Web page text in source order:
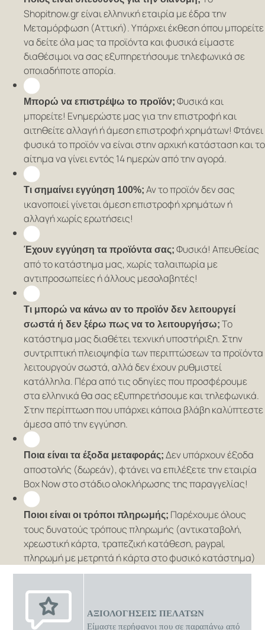
Shopitnow.gr είναι ελληνική εταιρία με έδρα την
Μεταμόρφωση (Αττική). Υπάρχει έκθεση όπου μπορείτε
να δείτε όλα μας τα προϊόντα και φυσικά είμαστε
διαθέσιμοι να σας εξυπηρετήσουμε τηλεφωνικά σε
οποιαδήποτε απορία.
Μπορώ να επιστρέψω το προϊόν; Φυσικά και
μπορείτε! Ενημερώστε μας για την επιστροφή και
αιτηθείτε αλλαγή ή άμεση επιστροφή χρημάτων! Φτάνει
φυσικά το προϊόν να είναι στην αρχική κατάσταση και το
αίτημα να γίνει εντός 14 ημερών από την αγορά.
Τι σημαίνει εγγύηση 100%; Αν το προϊόν δεν σας
ικανοποιεί γίνεται άμεση επιστροφή χρημάτων ή
αλλαγή χωρίς ερωτήσεις!
Έχουν εγγύηση τα προϊόντα σας; Φυσικά! Απευθείας
από το κατάστημα μας, χωρίς ταλαιπωρία με
αντιπροσωπείες ή άλλους μεσολαβητές!
Τι μπορώ να κάνω αν το προϊόν δεν λειτουργεί
σωστά ή δεν ξέρω πως να το λειτουργήσω; Το
κατάστημα μας διαθέτει τεχνική υποστήριξη. Στην
συντριπτική πλειοψηφία των περιπτώσεων τα προϊόντα
λειτουργούν σωστά, αλλά δεν έχουν ρυθμιστεί
κατάλληλα. Πέρα από τις οδηγίες που προσφέρουμε
στα ελληνικά θα σας εξυπηρετήσουμε και τηλεφωνικά.
Στην περίπτωση που υπάρχει κάποια βλάβη καλύπτεστε
άμεσα από την εγγύηση.
Ποια είναι τα έξοδα μεταφοράς; Δεν υπάρχουν έξοδα
αποστολής (δωρεάν), φτάνει να επιλέξετε την εταιρία
Box Now στο στάδιο ολοκλήρωσης της παραγγελίας!
Ποιοι είναι οι τρόποι πληρωμής; Παρέχουμε όλους
τους δυνατούς τρόπους πληρωμής (αντικαταβολή,
χρεωστική κάρτα, τραπεζική κατάθεση, paypal,
πληρωμή με μετρητά ή κάρτα στο φυσικό κατάστημα)
ΑΞΙΟΛΟΓΗΣΕΙΣ ΠΕΛΑΤΩΝ
Είμαστε περήφανοι που σε παραπάνω από